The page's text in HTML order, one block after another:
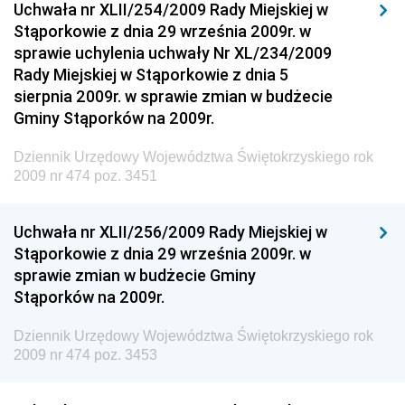
Środowiska
Dziennik Urzędowy Ministerstwa Administracji,
Gospodarki Terenowej i Ochrony Środowiska
Dziennik Urzędowy Ministerstwa Administracji i
Gospodarki Przestrzennej
Dziennik Urzędowy Unii Europejskiej, L
Dziennik Urzędowy Ministerstwa Komunikacji
Chemicznego i Lekkiego
Dziennik Urzędowy Ministerstwa Rolnictwa i
Gospodarki Żywnościowej
Społecznej
Dziennik Urzędowy Ministra Cyfryzacji
Uchwała nr XLII/254/2009 Rady Miejskiej w
Stąporkowie z dnia 29 września 2009r. w
sprawie uchylenia uchwały Nr XL/234/2009
Rady Miejskiej w Stąporkowie z dnia 5
sierpnia 2009r. w sprawie zmian w budżecie
Gminy Stąporków na 2009r.
Dziennik Urzędowy Województwa Świętokrzyskiego rok
2009 nr 474 poz. 3451
Uchwała nr XLII/256/2009 Rady Miejskiej w
Stąporkowie z dnia 29 września 2009r. w
sprawie zmian w budżecie Gminy
Stąporków na 2009r.
Dziennik Urzędowy Województwa Świętokrzyskiego rok
2009 nr 474 poz. 3453